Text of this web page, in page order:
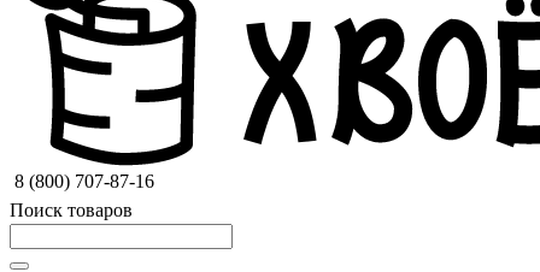
8 (800) 707-87-16
Поиск товаров